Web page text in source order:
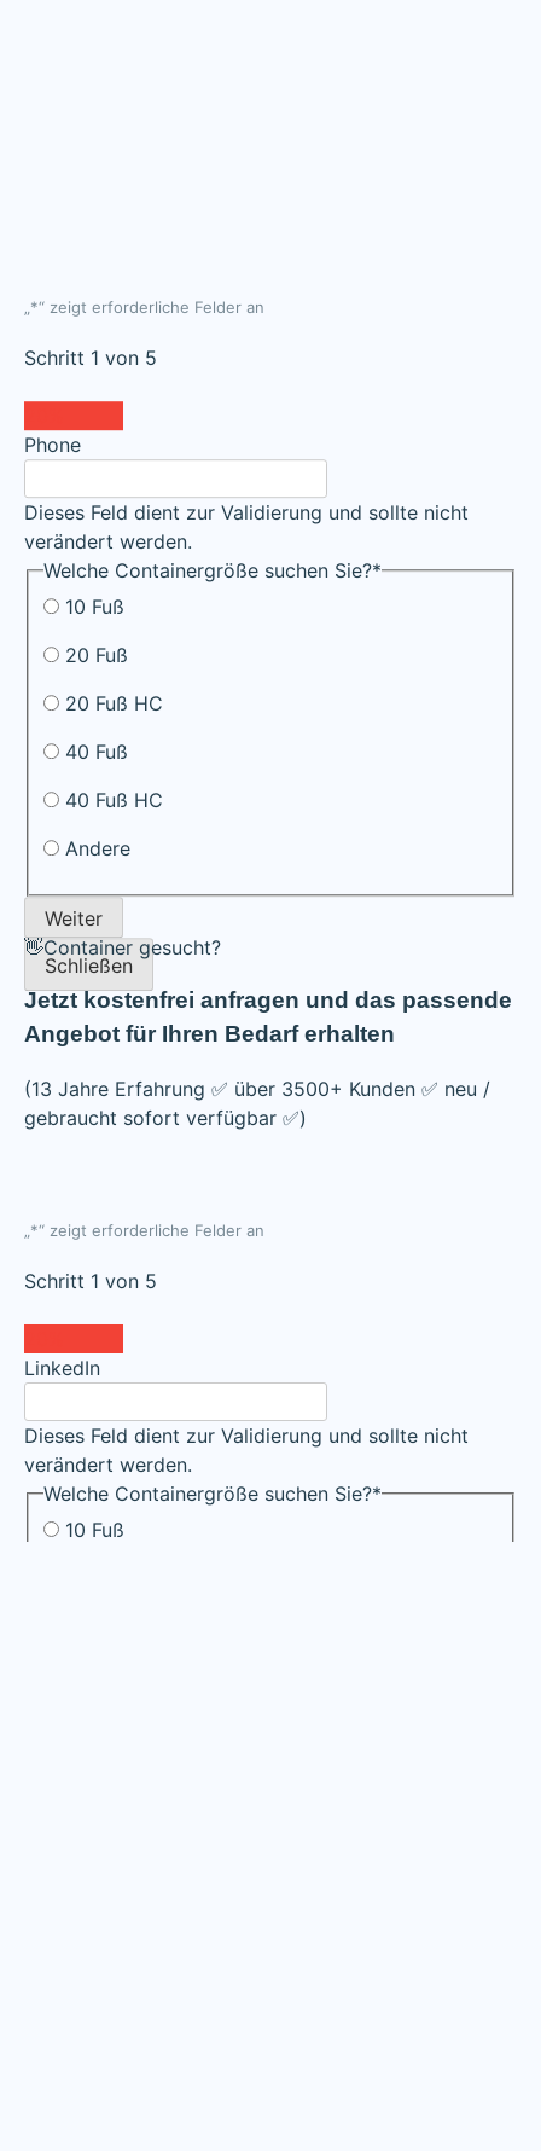
„*“ zeigt erforderliche Felder an
Schritt 1 von 5
Phone
Dieses Feld dient zur Validierung und sollte nicht
verändert werden.
Welche Containergröße suchen Sie?*
10 Fuß
20 Fuß
20 Fuß HC
40 Fuß
40 Fuß HC
Andere
Weiter
Schließen
👋Container gesucht?
Jetzt kostenfrei anfragen und das passende
Angebot für Ihren Bedarf erhalten
(13 Jahre Erfahrung ✅ über 3500+ Kunden ✅ neu /
gebraucht sofort verfügbar ✅)
*“ zeigt erforderliche Felder an
Schritt 1 von 5
LinkedIn
Dieses Feld dient zur Validierung und sollte nicht
verändert werden.
Welche Containergröße suchen Sie?*
10 Fuß